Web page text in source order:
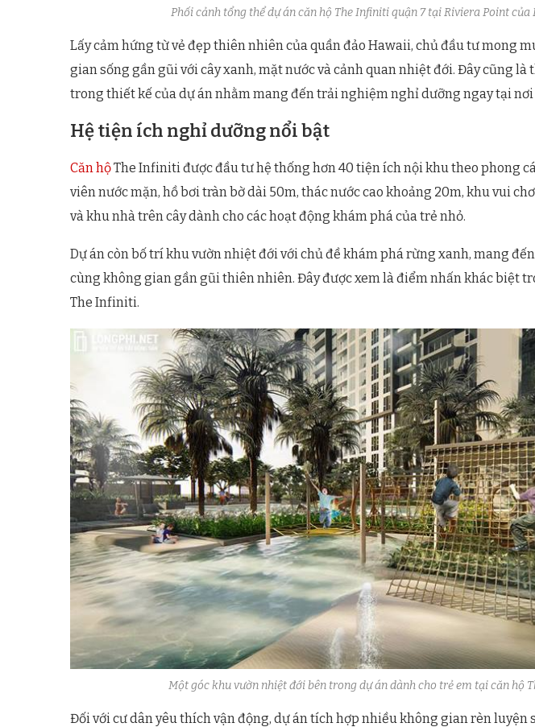
Phối cảnh tổng thể dự án căn hộ The Infiniti quận 7 tại Riviera Point của
Lấy cảm hứng từ vẻ đẹp thiên nhiên của quần đảo Hawaii, chủ đầu tư mong
gian sống gần gũi với cây xanh, mặt nước và cảnh quan nhiệt đới. Đây cũng
trong thiết kế của dự án nhằm mang đến trải nghiệm nghỉ dưỡng ngay tại nơi
Hệ tiện ích nghỉ dưỡng nổi bật
Căn hộThe Infiniti được đầu tư hệ thống hơn 40 tiện ích nội khu theo phong
viên nước mặn, hồ bơi tràn bờ dài 50m, thác nước cao khoảng 20m, khu vui
và khu nhà trên cây dành cho các hoạt động khám phá của trẻ nhỏ.
Dự án còn bố trí khu vườn nhiệt đới với chủ đề khám phá rừng xanh, mang
cùng không gian gần gũi thiên nhiên. Đây được xem là điểm nhấn khác biệt
The Infiniti.
Một góc khu vườn nhiệt đới bên trong dự án dành cho trẻ em tại căn hộ
Đối với cư dân yêu thích vận động, dự án tích hợp nhiều không gian rèn luyện